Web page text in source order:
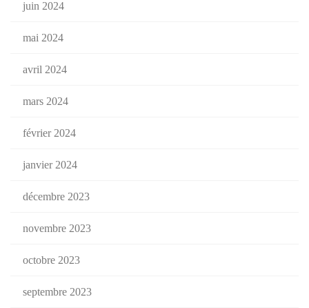
juin 2024
mai 2024
avril 2024
mars 2024
février 2024
janvier 2024
décembre 2023
novembre 2023
octobre 2023
septembre 2023